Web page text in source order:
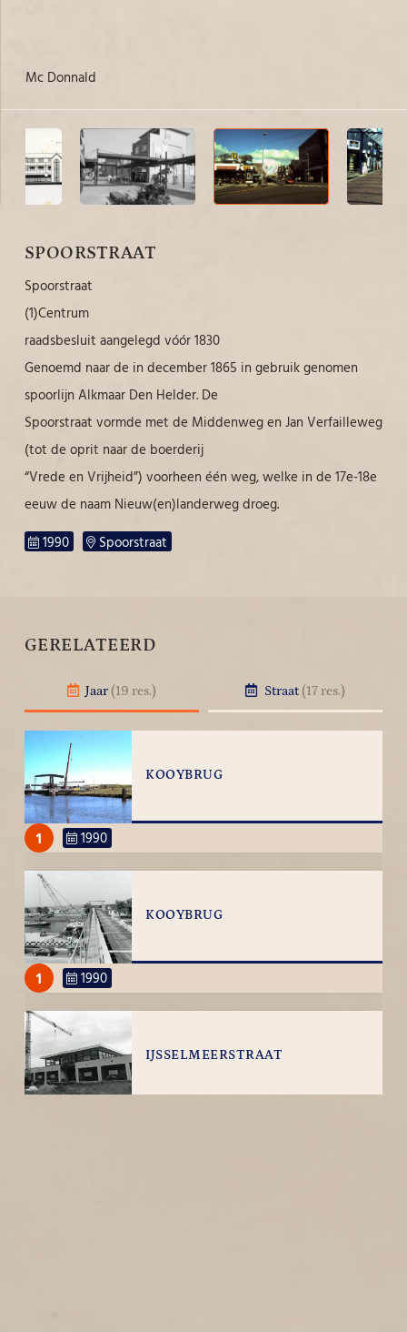
SPOORSTRAAT
Spoorstraat
(1)Centrum
raadsbesluit aangelegd vóór 1830
Genoemd naar de in december 1865 in gebruik genomen
spoorlijn Alkmaar Den Helder. De
Spoorstraat vormde met de Middenweg en Jan Verfailleweg
(tot de oprit naar de boerderij
“Vrede en Vrijheid”) voorheen één weg, welke in de 17e-18e
eeuw de naam Nieuw(en)landerweg droeg.
1990
Spoorstraat
GERELATEERD
Jaar (19 res.) Straat (17 res.)
KOOYBRUG
1 1990
KOOYBRUG
1 1990
IJSSELMEERSTRAAT
Mc Donnald